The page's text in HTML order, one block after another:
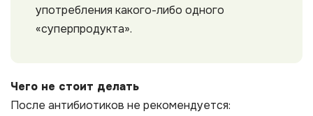
употребления какого-либо одного
«суперпродукта».
Чего не стоит делать
После антибиотиков не рекомендуется: